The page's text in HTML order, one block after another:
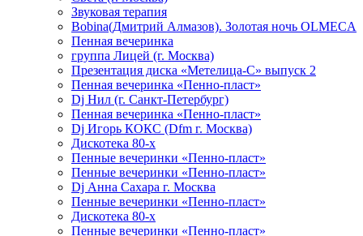
Звуковая терапия
Bobina(Дмитрий Алмазов). Золотая ночь OLMECA
Пенная вечеринка
группа Лицей (г. Москва)
Презентация диска «Метелица-С» выпуск 2
Пенная вечеринка «Пенно-пласт»
Dj Нил (г. Санкт-Петербург)
Пенная вечеринка «Пенно-пласт»
Dj Игорь КОКС (Dfm г. Москва)
Дискотека 80-х
Пенные вечеринки «Пенно-пласт»
Пенные вечеринки «Пенно-пласт»
Dj Анна Сахара г. Москва
Пенные вечеринки «Пенно-пласт»
Дискотека 80-х
Пенные вечеринки «Пенно-пласт»